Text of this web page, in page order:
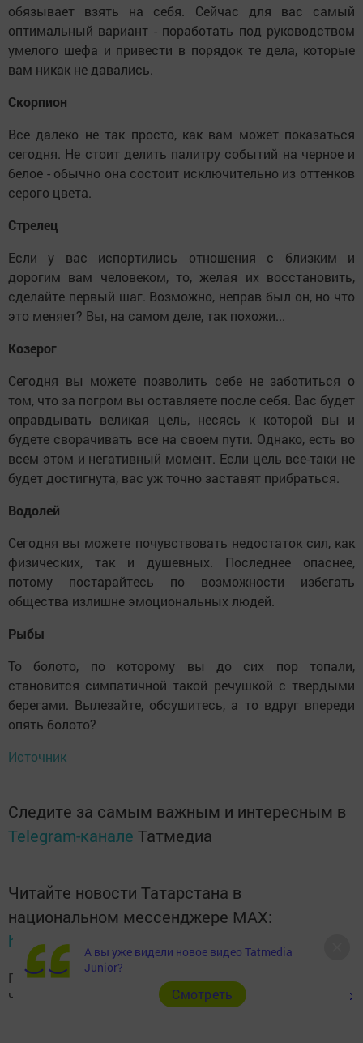
обязывает взять на себя. Сейчас для вас самый
оптимальный вариант - поработать под руководством
умелого шефа и привести в порядок те дела, которые
вам никак не давались.
Скорпион
Все далеко не так просто, как вам может показаться
сегодня. Не стоит делить палитру событий на черное и
белое - обычно она состоит исключительно из оттенков
серого цвета.
Стрелец
Если у вас испортились отношения с близким и
дорогим вам человеком, то, желая их восстановить,
сделайте первый шаг. Возможно, неправ был он, но что
это меняет? Вы, на самом деле, так похожи...
Козерог
Сегодня вы можете позволить себе не заботиться о
том, что за погром вы оставляете после себя. Вас будет
оправдывать великая цель, несясь к которой вы и
будете сворачивать все на своем пути. Однако, есть во
всем этом и негативный момент. Если цель все-таки не
будет достигнута, вас уж точно заставят прибраться.
Водолей
Сегодня вы можете почувствовать недостаток сил, как
физических, так и душевных. Последнее опаснее,
потому постарайтесь по возможности избегать
общества излишне эмоциональных людей.
Рыбы
То болото, по которому вы до сих пор топали,
становится симпатичной такой речушкой с твердыми
берегами. Вылезайте, обсушитесь, а то вдруг впереди
опять болото?
Источник
Следите за самым важным и интересным в
Telegram-канале Татмедиа
Читайте новости Татарстана в
национальном мессенджере MАХ:
https://max.ru/tatmedia
Подписывайтесь на наш Telegram-канал
читайте нас
Одноклассниках Макс
А вы уже видели новое видео Tatmedia
Junior?
Cмотреть